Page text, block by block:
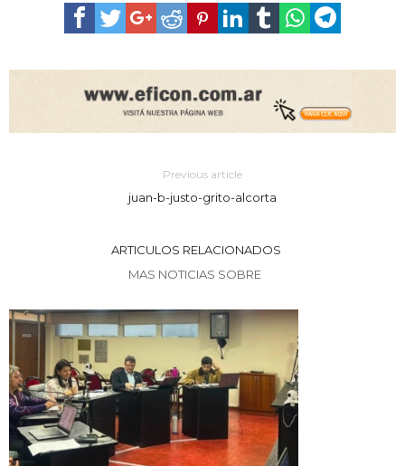
Previous article
juan-b-justo-grito-alcorta
ARTICULOS RELACIONADOS
MAS NOTICIAS SOBRE